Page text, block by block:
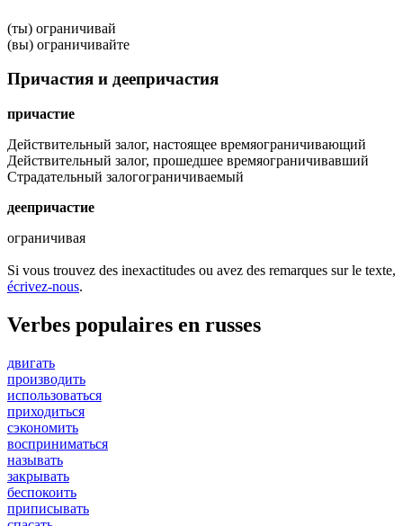
(ты) ограничивай
(вы) ограничивайте
Причастия и деепричастия
причастие
Действительный залог, настоящее времяограничивающий
Действительный залог, прошедшее времяограничивавший
Страдательный залогограничиваемый
деепричастие
ограничивая
Si vous trouvez des inexactitudes ou avez des remarques sur le texte,
écrivez-nous.
Verbes populaires en russes
двигать
производить
использоваться
приходиться
сэкономить
восприниматься
называть
закрывать
беспокоить
приписывать